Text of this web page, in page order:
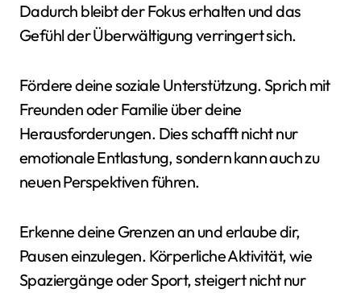
Dadurch bleibt der Fokus erhalten und das
Gefühl der Überwältigung verringert sich.
Fördere deine soziale Unterstützung. Sprich mit
Freunden oder Familie über deine
Herausforderungen. Dies schafft nicht nur
emotionale Entlastung, sondern kann auch zu
neuen Perspektiven führen.
Erkenne deine Grenzen an und erlaube dir,
Pausen einzulegen. Körperliche Aktivität, wie
Spaziergänge oder Sport, steigert nicht nur